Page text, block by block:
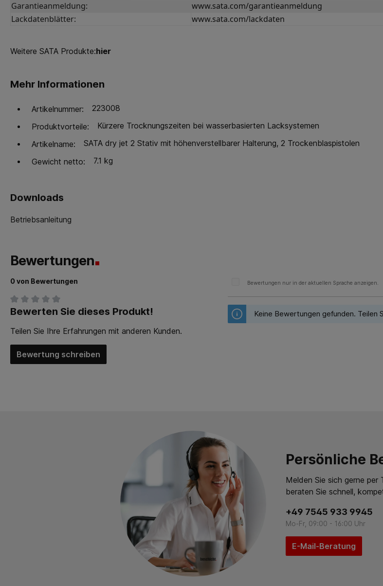
Garantieanmeldung:
www.sata.com/garantieanmeldung
Lackdatenblätter:
www.sata.com/lackdaten
Weitere SATA Produkte:hier
Mehr Informationen
Artikelnummer:
223008
Produktvorteile:
Kürzere Trocknungszeiten bei wasserbasierten Lacksystemen
Artikelname:
SATA dry jet 2 Stativ mit höhenverstellbarer Halterung, 2 Trockenblaspistolen
Gewicht netto:
7.1 kg
Downloads
Betriebsanleitung
Bewertungen
0 von Bewertungen
Durchschnittliche Bewertung von 0 von 5 Sternen
Bewerten Sie dieses Produkt!
Teilen Sie Ihre Erfahrungen mit anderen Kunden.
Bewertung schreiben
Bewertungen nur in der aktuellen Sprache anzeigen.
Keine Bewertungen gefunden. Teilen
Persönliche
Melden Sie sich gerne
beraten Sie schnell,
+49 7545 933 9945
Mo-Fr, 09:00 - 16:00 Uhr
E-Mail-Beratung